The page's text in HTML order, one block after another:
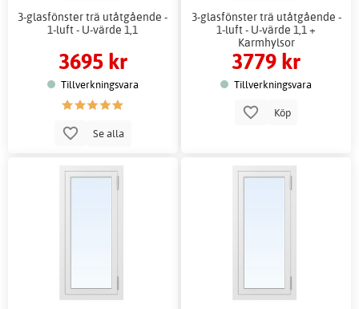
3-glasfönster trä utåtgående -
1-luft - U-värde 1,1
3695 kr
Tillverkningsvara
Se alla
3-glasfönster trä utåtgående -
1-luft - U-värde 1,1 +
Karmhylsor
3779 kr
Tillverkningsvara
Köp